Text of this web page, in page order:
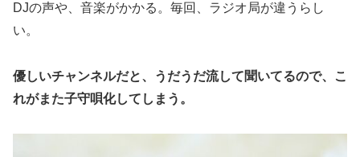
DJの声や、音楽がかかる。毎回、ラジオ局が違うらし
い。
優しいチャンネルだと、うだうだ流して聞いてるので、こ
れがまた子守唄化してしまう。